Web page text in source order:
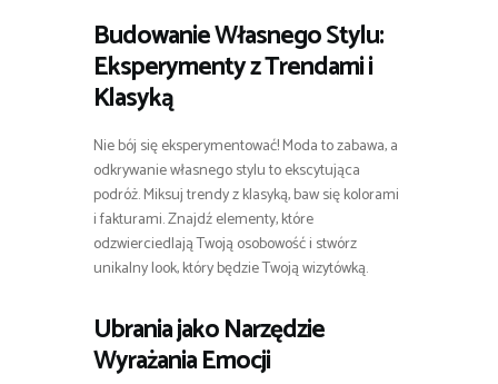
Budowanie Własnego Stylu:
Eksperymenty z Trendami i
Klasyką
Nie bój się eksperymentować! Moda to zabawa, a
odkrywanie własnego stylu to ekscytująca
podróż. Miksuj trendy z klasyką, baw się kolorami
i fakturami. Znajdź elementy, które
odzwierciedlają Twoją osobowość i stwórz
unikalny look, który będzie Twoją wizytówką.
Ubrania jako Narzędzie
Wyrażania Emocji